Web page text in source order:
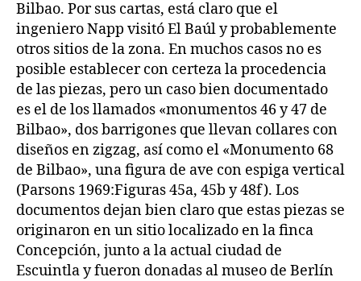
Bilbao. Por sus cartas, está claro que el
ingeniero Napp visitó El Baúl y probablemente
otros sitios de la zona. En muchos casos no es
posible establecer con certeza la procedencia
de las piezas, pero un caso bien documentado
es el de los llamados «monumentos 46 y 47 de
Bilbao», dos barrigones que llevan collares con
diseños en zigzag, así como el «Monumento 68
de Bilbao», una figura de ave con espiga vertical
(Parsons 1969:Figuras 45a, 45b y 48f). Los
documentos dejan bien claro que estas piezas se
originaron en un sitio localizado en la finca
Concepción, junto a la actual ciudad de
Escuintla y fueron donadas al museo de Berlín